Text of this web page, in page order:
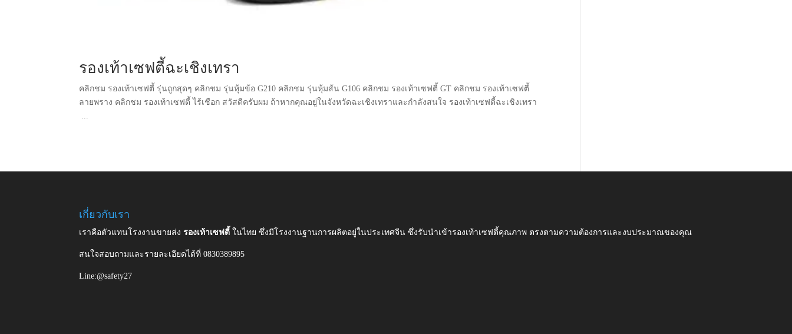
รองเท้าเซฟตี้ฉะเชิงเทรา
คลิกชม รองเท้าเซฟตี้ รุ่นถูกสุดๆ คลิกชม รุ่นหุ้มข้อ G210 คลิกชม รุ่นหุ้มส้น G106 คลิกชม รองเท้าเซฟตี้ GT คลิกชม รองเท้าเซฟตี้
ลายพราง คลิกชม รองเท้าเซฟตี้ ไร้เชือก สวัสดีครับผม ถ้าหากคุณอยู่ในจังหวัดฉะเชิงเทราและกำลังสนใจ รองเท้าเซฟตี้ฉะเชิงเทรา
เกี่ยวกับเรา
เราคือตัวแทนโรงงานขายส่งรองเท้าเซฟตี้ในไทย ซึ่งมีโรงงานฐานการผลิตอยู่ในประเทศจีน ซึ่งรับนำเข้ารองเท้าเซฟตี้คุณภาพ ตรงตามความต้องการและงบประมาณของคุณ
สนใจสอบถามและรายละเอียดได้ที่ 0830389895
Line:@safety27